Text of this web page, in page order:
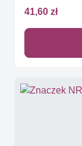
41,60 zł